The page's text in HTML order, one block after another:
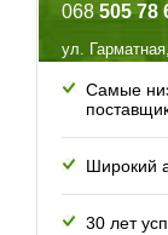
068 505 78
ул.
Самые
Широкий
30 лет